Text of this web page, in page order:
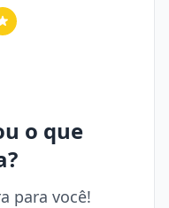
o que
para você!